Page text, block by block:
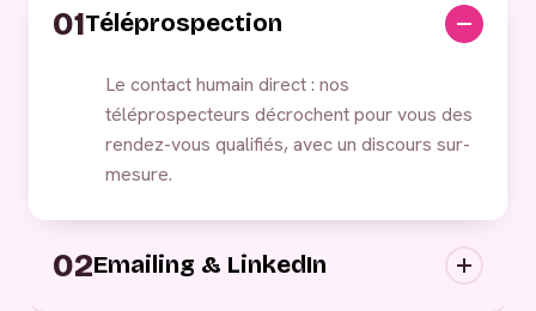
01Téléprospection
Le contact humain direct : nos
téléprospecteurs décrochent pour vous des
rendez-vous qualifiés, avec un discours sur-
mesure.
02Emailing & LinkedIn